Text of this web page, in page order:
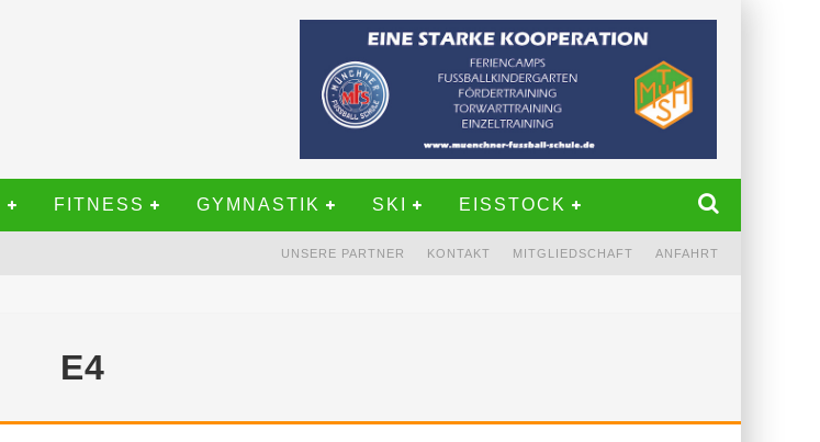
FITNESS GYMNASTIK SKI EISSTOCK
ANFAHRT
MITGLIEDSCHAFT
KONTAKT
UNSERE PARTNER
E4